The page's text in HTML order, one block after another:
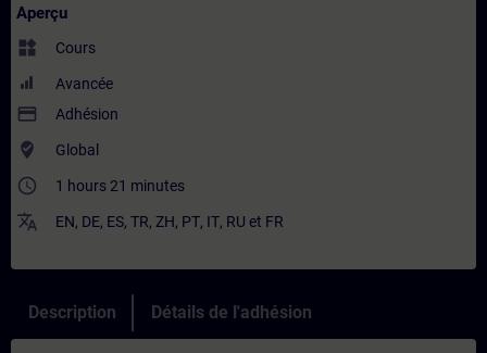
Aperçu
widgets Cours
Avancée
payment Adhésion
where_to_vote Global
access_time 1 hours 21 minutes
translate EN, DE, ES, TR, ZH, PT, IT, RU et FR
Description Détails de l'adhésion